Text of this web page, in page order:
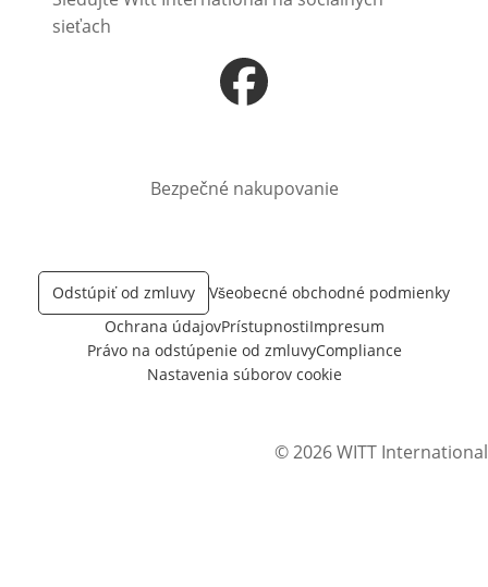
sieťach
Otvorí sa vnovom okne
Bezpečné nakupovanie
Odstúpiť od zmluvy
Všeobecné obchodné podmienky
Ochrana údajovPrístupnostiImpresum
Právo na odstúpenie od zmluvyCompliance
Nastavenia súborov cookie
© 2026 WITT International